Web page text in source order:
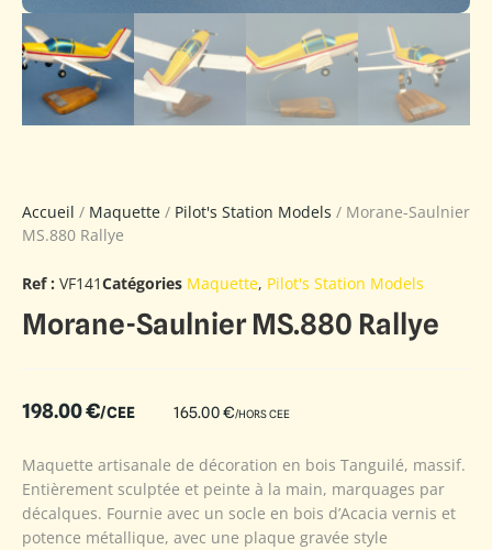
Accueil / Maquette / Pilot's Station Models / Morane-Saulnier
MS.880 Rallye
Ref : VF141Catégories Maquette, Pilot's Station Models
Morane-Saulnier MS.880 Rallye
198.00€/CEE 165.00€/HORS CEE
Maquette artisanale de décoration en bois Tanguilé, massif.
Entièrement sculptée et peinte à la main, marquages par
décalques. Fournie avec un socle en bois d’Acacia vernis et
potence métallique, avec une plaque gravée style